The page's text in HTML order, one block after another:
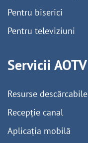
Pentru biserici
Pentru televiziuni
Servicii AOTV
Resurse descărcabile
Recepție canal
Aplicația mobilă